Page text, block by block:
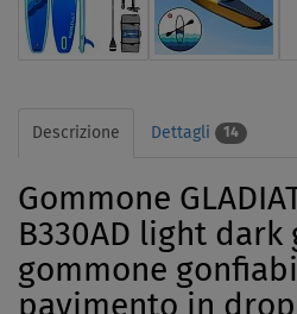
Descrizione Dettagli 14
Gommone
B330AD light dark
gommone
pavimento in